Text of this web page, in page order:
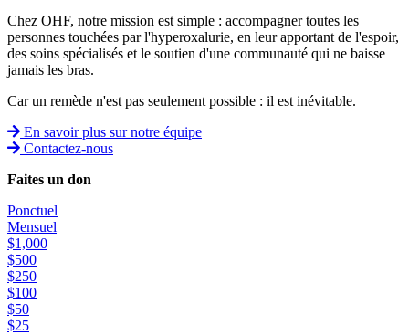
Chez OHF, notre mission est simple : accompagner toutes les
personnes touchées par l'hyperoxalurie, en leur apportant de l'espoir,
des soins spécialisés et le soutien d'une communauté qui ne baisse
jamais les bras.
Car un remède n'est pas seulement possible : il est inévitable.
En savoir plus sur notre équipe
Contactez-nous
Faites un don
Ponctuel
Mensuel
$1,000
$500
$250
$100
$50
$25